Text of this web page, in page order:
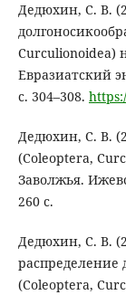
Дедюхин, С. В.
Curculionoidea)
Евразиатский
с. 304–308.
Дедюхин, С. В.
(Coleoptera,
Заволжья.
260 с.
Дедюхин, С. В.
распределение
(Coleoptera,